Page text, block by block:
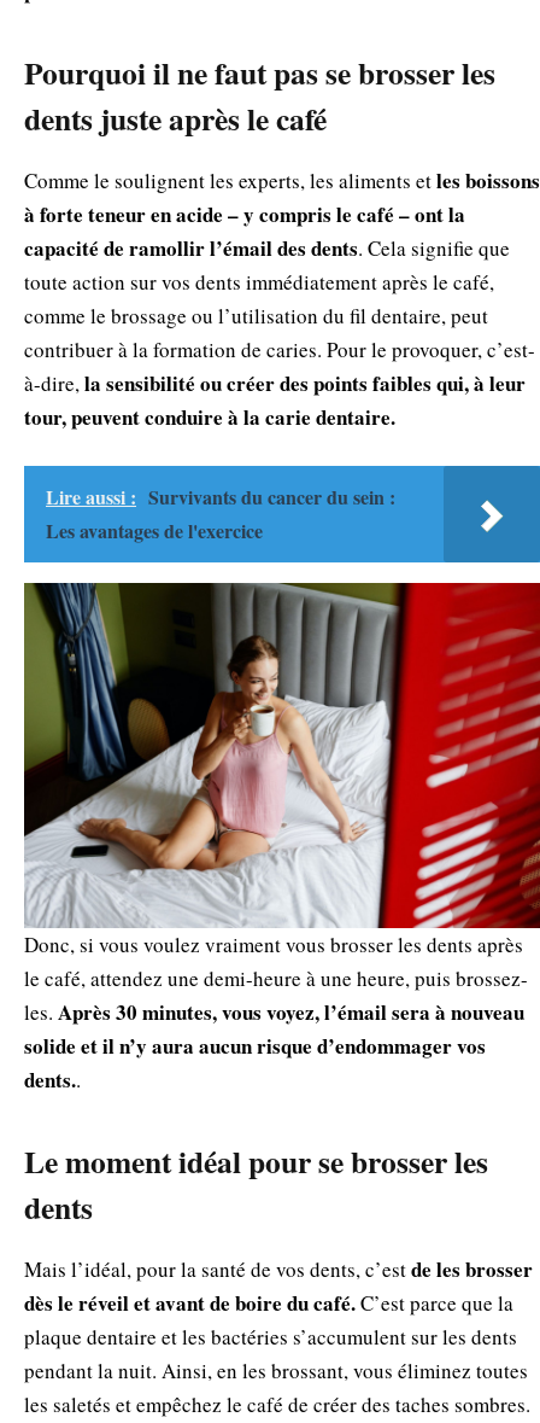
Pourquoi il ne faut pas se brosser les
dents juste après le café
Comme le soulignent les experts, les aliments etles boissons
à forte teneur en acide – y compris le café – ont la
capacité de ramollir l’émail des dents. Cela signifie que
toute action sur vos dents immédiatement après le café,
comme le brossage ou l’utilisation du fil dentaire, peut
contribuer à la formation de caries. Pour le provoquer, c’est-
à-dire,la sensibilité ou créer des points faibles qui, à leur
tour, peuvent conduire à la carie dentaire.
Lire aussi : Survivants du cancer du sein :
Les avantages de l'exercice
Donc, si vous voulez vraiment vous brosser les dents après
le café, attendez une demi-heure à une heure, puis brossez-
les. Après 30 minutes, vous voyez, l’émail sera à nouveau
solide et il n’y aura aucun risque d’endommager vos
dents..
Le moment idéal pour se brosser les
dents
Mais l’idéal, pour la santé de vos dents, c’estde les brosser
dès le réveil et avant de boire du café.C’est parce que la
plaque dentaire et les bactéries s’accumulent sur les dents
pendant la nuit. Ainsi, en les brossant, vous éliminez toutes
les saletés et empêchez le café de créer des taches sombres.